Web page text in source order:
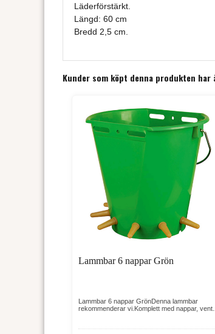
Läderförstärkt.
Längd: 60 cm
Bredd 2,5 cm.
Kunder som köpt denna produkten har
Lammbar 6 nappar Grön
Lammbar 6 nappar GrönDenna lammbar
rekommenderar vi.Komplett med nappar, vent...